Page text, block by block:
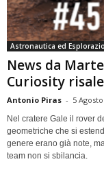
Astronautica ed
News da
Curiosity
Antonio Piras - 5
Nel cratere Gale il rover
geometriche che si
genere erano già note,
team non si sbilancia.